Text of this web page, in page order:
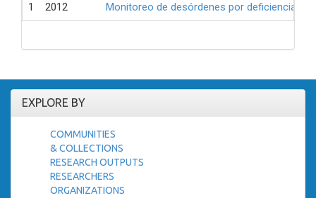
1 2012 Monitoreo de desórdenes por deficiencia
EXPLORE BY
COMMUNITIES
& COLLECTIONS
RESEARCH OUTPUTS
RESEARCHERS
ORGANIZATIONS